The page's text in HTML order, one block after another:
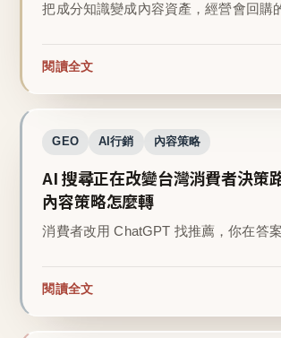
把成分知識變成內容資產，經營會回購
閱讀全文
GEO AI行銷 內容策略
AI 搜尋正在改變台灣消費者決策
內容策略怎麼轉
消費者改用 ChatGPT 找推薦，你在答
閱讀全文